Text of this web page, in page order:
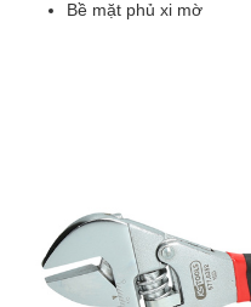
Bề mặt phủ xi mờ